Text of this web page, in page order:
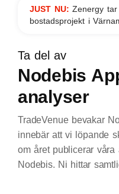
JUST NU:Zenergy
bostadsprojekt i
Ta del av
Nodebis
analyser
TradeVenue bevakar
innebär att vi löpande
om året publicerar
Nodebis. Ni hittar